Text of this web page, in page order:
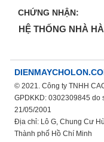
HỆ THỐNG NHÀ
CHỨNG NHẬN:
© 2021. Công ty TNHH
GPDKKD: 0302309845 do
21/05/2001
Địa chỉ: Lô G, Chung Cư
Thành phố Hồ Chí Minh